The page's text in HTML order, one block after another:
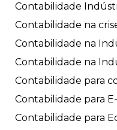
Contabilidade
Contabilidade na
Contabilidade na
Contabilidade na
Contabilidade para
Contabilidade para
Contabilidade para